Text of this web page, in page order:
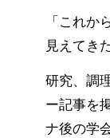
「これか
見えてき
研究、調
ー記事を
ナ後の学